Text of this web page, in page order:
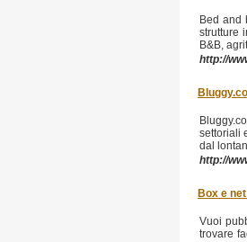
Bed and
strutture
B&B,
http://
settoriali
dal
http://
Box e
Vuoi
trovare